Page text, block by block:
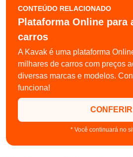
CONTEÚDO RELACIONADO
Plataforma Online para
carros
A Kavak é uma plataforma
milhares de carros com preços
diversas marcas e modelos.
funciona!
CONFERIR
* Você continuará no